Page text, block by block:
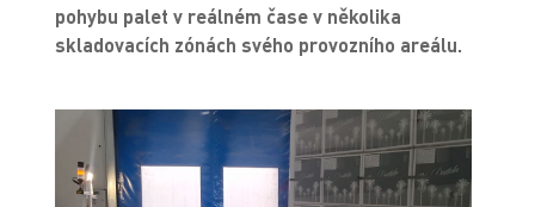
pohybu palet v reálném čase v několika
skladovacích zónách svého provozního areálu.